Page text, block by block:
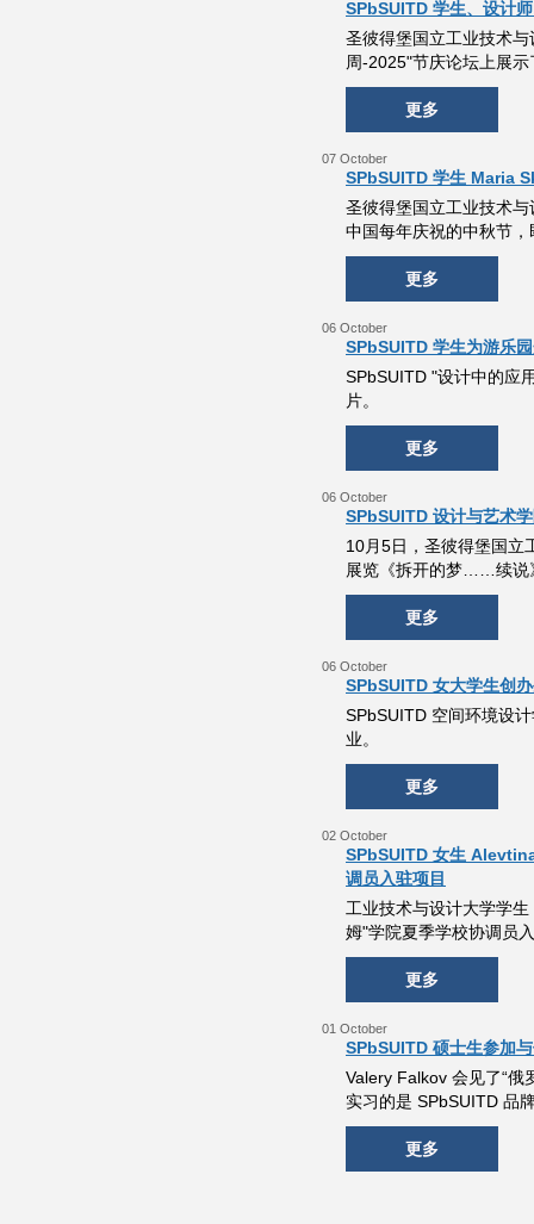
SPbSUITD 学生、设计
圣彼得堡国立工业技术
周-2025"节庆论坛上展
更多
07 October
SPbSUITD 学生 Maria
圣彼得堡国立工业技术
中国每年庆祝的中秋节
更多
06 October
SPbSUITD 学生为游乐
SPbSUITD "设计中的应
片。
更多
06 October
SPbSUITD 设计与艺术
10月5日，圣彼得堡国立
展览《拆开的梦……续说
更多
06 October
SPbSUITD 女大学生创
SPbSUITD 空间环境设
业。
更多
02 October
SPbSUITD 女生
调员入驻项目
工业技术与设计大学学
姆"学院夏季学校协调员
更多
01 October
SPbSUITD 硕士生参加
Valery Falkov 会见了“俄
实习的是 SPbSUITD 品
更多